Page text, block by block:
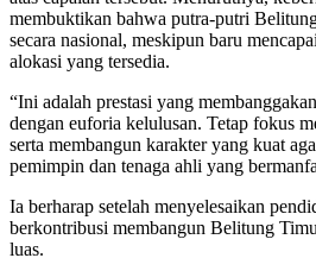
membuktikan bahwa putra-putri
secara nasional, meskipun baru
alokasi yang tersedia.
“Ini adalah prestasi yang
dengan euforia kelulusan. Tetap fokus
serta membangun karakter yang kuat
pemimpin dan tenaga ahli yang
Ia berharap setelah menyelesaikan
berkontribusi membangun Belitung
luas.